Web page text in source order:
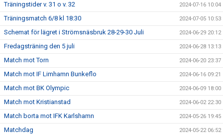
Träningstider v. 31 o v. 32 2024-07-16 10:04
Träningsmatch 6/8 kl 18:30 2024-07-05 10:53
Schemat för lägret i Strömsnäsbruk 28-29-30 Juli 2024-06-29 20:12
Fredagsträning den 5 juli 2024-06-28 13:13
Match mot Torn 2024-06-20 23:37
Match mot IF Limhamn Bunkeflo 2024-06-16 09:21
Match mot BK Olympic 2024-06-09 18:00
Match mot Kristianstad 2024-06-02 22:30
Match borta mot IFK Karlshamn 2024-05-26 19:45
Matchdag 2024-05-22 06:52